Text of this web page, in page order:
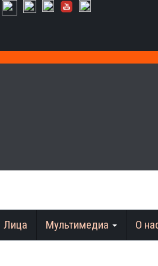
Лица Мультимедиа О